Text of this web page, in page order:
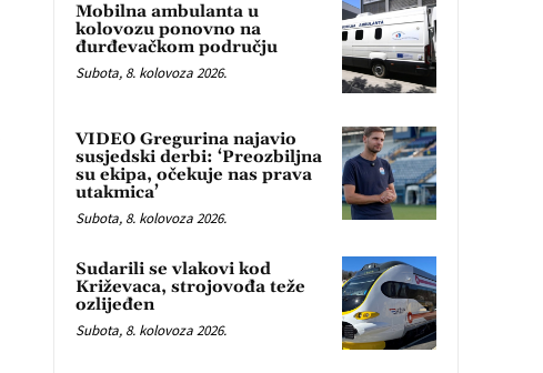
Mobilna ambulanta u
kolovozu ponovno na
đurđevačkom području
Subota, 8. kolovoza 2026.
VIDEO Gregurina najavio
susjedski derbi: ‘Preozbiljna
su ekipa, očekuje nas prava
utakmica’
Subota, 8. kolovoza 2026.
Sudarili se vlakovi kod
Križevaca, strojovođa teže
ozlijeđen
Subota, 8. kolovoza 2026.